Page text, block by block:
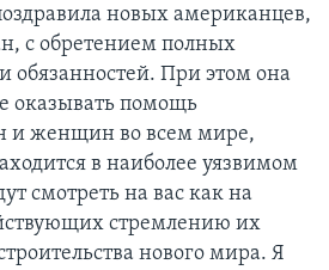
новых американцев,
с обретением полных
обязанностей. При этом она
оказывать помощь
и женщин во всем мире,
в наиболее уязвимом
смотреть на вас как на
стремлению их
нового мира. Я